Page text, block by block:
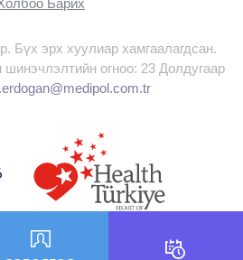
Барих
Бүх эрх хуулиар хамгаалагдсан.
огноо: 23 Долдугаар